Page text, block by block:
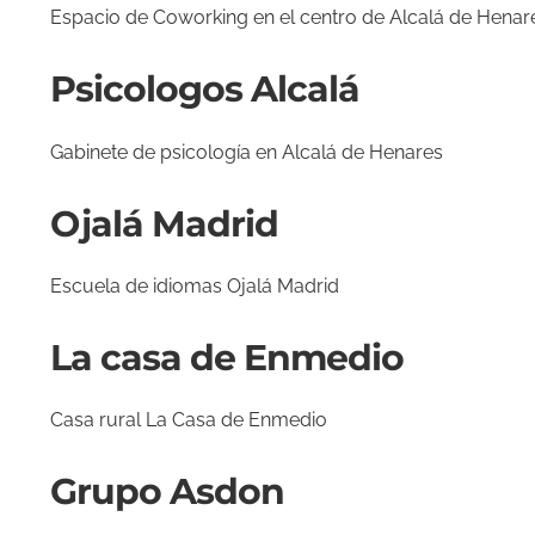
Espacio de Coworking en el centro de Alcalá de
Psicologos Alcalá
Gabinete de psicología en Alcalá de Henares
Ojalá Madrid
Escuela de idiomas Ojalá Madrid
La casa de Enmedio
Casa rural La Casa de Enmedio
Grupo Asdon